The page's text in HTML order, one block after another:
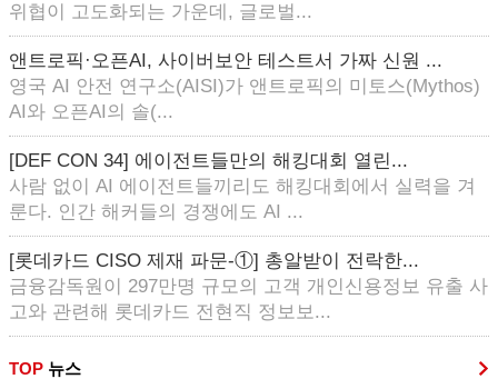
위협이 고도화되는 가운데, 글로벌...
앤트로픽·오픈AI, 사이버보안 테스트서 가짜 신원 ...
영국 AI 안전 연구소(AISI)가 앤트로픽의 미토스(Mythos)
AI와 오픈AI의 솔(...
[DEF CON 34] 에이전트들만의 해킹대회 열린...
사람 없이 AI 에이전트들끼리도 해킹대회에서 실력을 겨
룬다. 인간 해커들의 경쟁에도 AI ...
[롯데카드 CISO 제재 파문-①] 총알받이 전락한...
금융감독원이 297만명 규모의 고객 개인신용정보 유출 사
고와 관련해 롯데카드 전현직 정보보...
TOP 뉴스